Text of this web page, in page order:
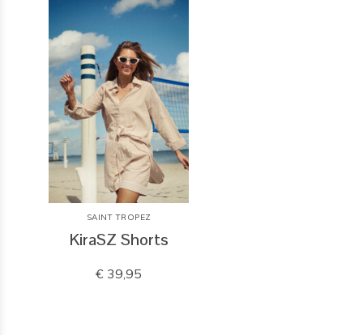
SAINT TROPEZ
KiraSZ Shorts
€ 39,95